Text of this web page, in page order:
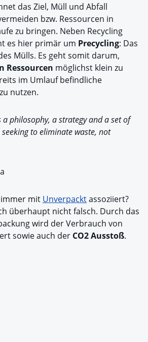
das Ziel, Müll und Abfall
bzw. Ressourcen in
zu bringen. Neben Recycling
es hier primär um Precycling: Das
Mülls. Es geht somit darum,
Ressourcen möglichst klein zu
im Umlauf befindliche
nutzen.
a philosophy, a strategy and a set of
to eliminate waste, not
immer mit Unverpacktassoziiert?
überhaupt nicht falsch. Durch das
wird der Verbrauch von
sowie auch der CO2 Ausstoß.